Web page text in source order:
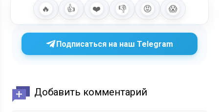
🔥 👍 ❤️ 👎 😡 😱
Подписаться на наш Telegram
Добавить комментарий